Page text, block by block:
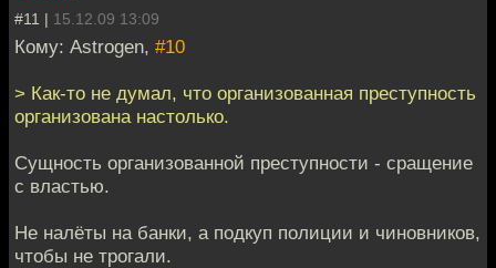
#11 | 15.12.09 13:09
Кому: Astrogen, #10
> Как-то не думал, что организованная преступность
организована настолько.
Сущность организованной преступности - сращение
с властью.
Не налёты на банки, а подкуп полиции и чиновников,
чтобы не трогали.